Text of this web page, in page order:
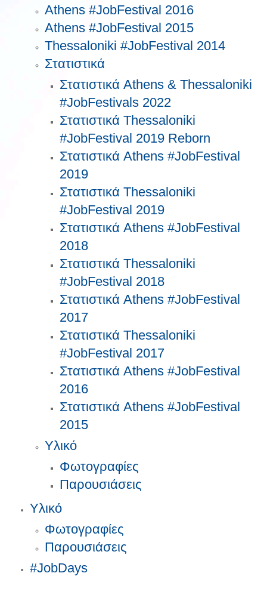
Athens #JobFestival 2016
Athens #JobFestival 2015
Thessaloniki #JobFestival 2014
Στατιστικά
Στατιστικά Athens & Thessaloniki
#JobFestivals 2022
Στατιστικά Thessaloniki
#JobFestival 2019 Reborn
Στατιστικά Athens #JobFestival
2019
Στατιστικά Thessaloniki
#JobFestival 2019
Στατιστικά Athens #JobFestival
2018
Στατιστικά Thessaloniki
#JobFestival 2018
Στατιστικά Athens #JobFestival
2017
Στατιστικά Thessaloniki
#JobFestival 2017
Στατιστικά Athens #JobFestival
2016
Στατιστικά Athens #JobFestival
2015
Υλικό
Φωτογραφίες
Παρουσιάσεις
Υλικό
Φωτογραφίες
Παρουσιάσεις
#JobDays